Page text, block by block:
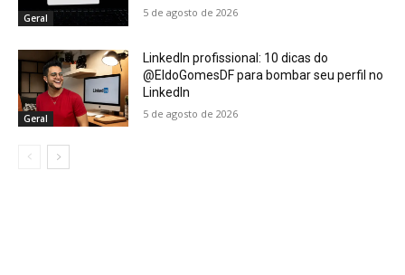
Geral 5 de agosto de 2026
Geral
LinkedIn profissional: 10 dicas do
@EldoGomesDF para bombar seu perfil no
LinkedIn
5 de agosto de 2026